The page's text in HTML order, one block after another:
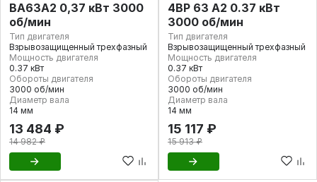
ВА63А2 0,37 кВт 3000
об/мин
Тип двигателя
Взрывозащищенный трехфазный
Мощность двигателя
0.37 кВт
Обороты двигателя
3000 об/мин
Диаметр вала
14 мм
13 484 ₽
14 982 ₽
4ВР 63 А2 0.37 кВт
3000 об/мин
Тип двигателя
Взрывозащищенный трехфазный
Мощность двигателя
0.37 кВт
Обороты двигателя
3000 об/мин
Диаметр вала
14 мм
15 117 ₽
15 913 ₽